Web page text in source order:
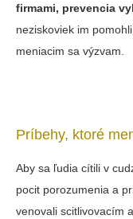
firmami, prevencia
neziskoviek im
meniacim sa výzvam.
Príbehy, ktoré
Aby sa ľudia cítili v
pocit porozumenia a
venovali scitlivovacím